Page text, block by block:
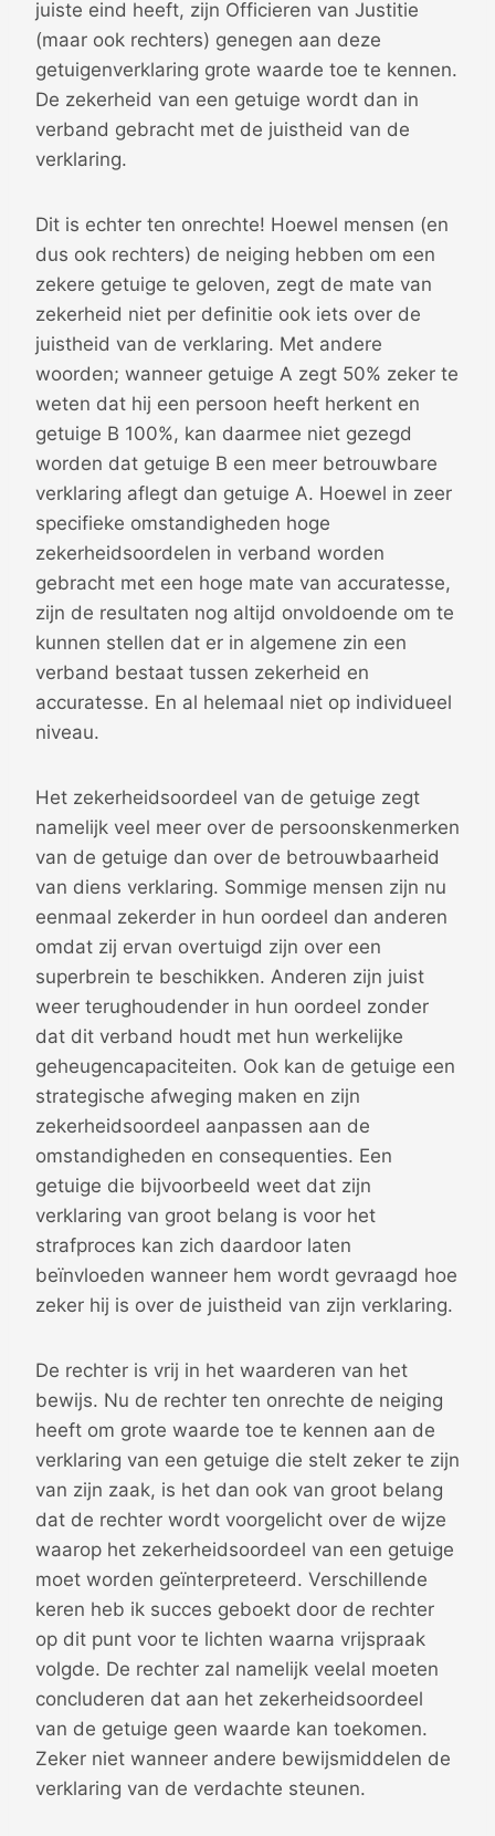
juiste eind heeft, zijn Officieren van Justitie
(maar ook rechters) genegen aan deze
getuigenverklaring grote waarde toe te kennen.
De zekerheid van een getuige wordt dan in
verband gebracht met de juistheid van de
verklaring.
Dit is echter ten onrechte! Hoewel mensen (en
dus ook rechters) de neiging hebben om een
zekere getuige te geloven, zegt de mate van
zekerheid niet per definitie ook iets over de
juistheid van de verklaring. Met andere
woorden; wanneer getuige A zegt 50% zeker te
weten dat hij een persoon heeft herkent en
getuige B 100%, kan daarmee niet gezegd
worden dat getuige B een meer betrouwbare
verklaring aflegt dan getuige A. Hoewel in zeer
specifieke omstandigheden hoge
zekerheidsoordelen in verband worden
gebracht met een hoge mate van accuratesse,
zijn de resultaten nog altijd onvoldoende om te
kunnen stellen dat er in algemene zin een
verband bestaat tussen zekerheid en
accuratesse. En al helemaal niet op individueel
niveau.
Het zekerheidsoordeel van de getuige zegt
namelijk veel meer over de persoonskenmerken
van de getuige dan over de betrouwbaarheid
van diens verklaring. Sommige mensen zijn nu
eenmaal zekerder in hun oordeel dan anderen
omdat zij ervan overtuigd zijn over een
superbrein te beschikken. Anderen zijn juist
weer terughoudender in hun oordeel zonder
dat dit verband houdt met hun werkelijke
geheugencapaciteiten. Ook kan de getuige een
strategische afweging maken en zijn
zekerheidsoordeel aanpassen aan de
omstandigheden en consequenties. Een
getuige die bijvoorbeeld weet dat zijn
verklaring van groot belang is voor het
strafproces kan zich daardoor laten
beïnvloeden wanneer hem wordt gevraagd hoe
zeker hij is over de juistheid van zijn verklaring.
De rechter is vrij in het waarderen van het
bewijs. Nu de rechter ten onrechte de neiging
heeft om grote waarde toe te kennen aan de
verklaring van een getuige die stelt zeker te zijn
van zijn zaak, is het dan ook van groot belang
dat de rechter wordt voorgelicht over de wijze
waarop het zekerheidsoordeel van een getuige
moet worden geïnterpreteerd. Verschillende
keren heb ik succes geboekt door de rechter
op dit punt voor te lichten waarna vrijspraak
volgde. De rechter zal namelijk veelal moeten
concluderen dat aan het zekerheidsoordeel
van de getuige geen waarde kan toekomen.
Zeker niet wanneer andere bewijsmiddelen de
verklaring van de verdachte steunen.